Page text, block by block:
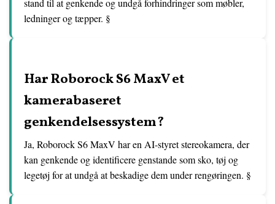
stand til at genkende og undgå forhindringer som møbler,
ledninger og tæpper. §
Har Roborock S6 MaxV et
kamerabaseret
genkendelsessystem?
Ja, Roborock S6 MaxV har en AI-styret stereokamera, der
kan genkende og identificere genstande som sko, tøj og
legetøj for at undgå at beskadige dem under rengøringen. §